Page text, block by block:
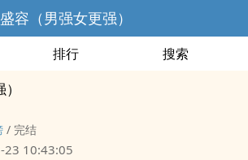
盛容（男强女更强）
排行 搜索
/ 完结
23 10:43:05